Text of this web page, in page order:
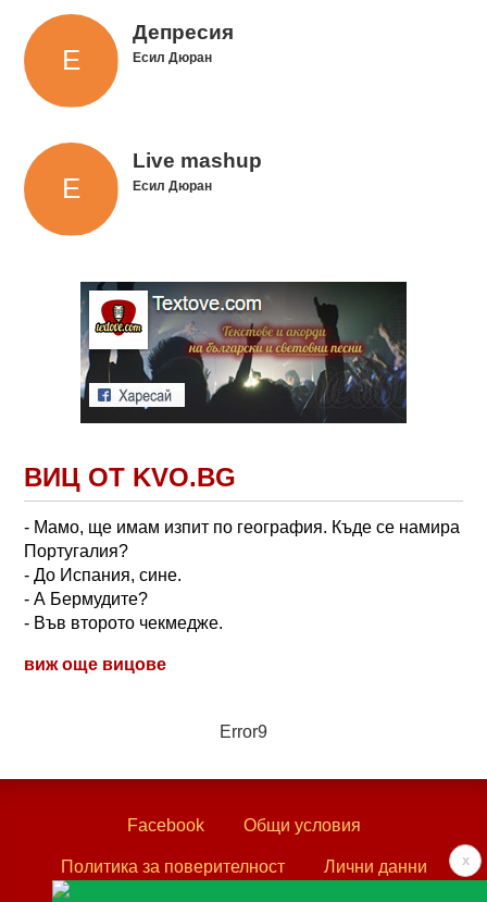
Депресия
Есил Дюран
Live mashup
Есил Дюран
ВИЦ ОТ KVO.BG
- Мамо, ще имам изпит по география. Къде се намира
Португалия?
- До Испания, сине.
- А Бермудите?
- Във второто чекмедже.
виж още вицове
Error9
x
Facebook Общи условия
Политика за поверителност Лични данни